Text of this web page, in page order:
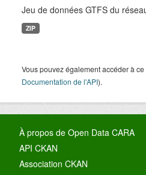
Jeu de données GTFS du
ZIP
Vous pouvez également accéder à
Documentation de l'API).
À propos de Open Data CARA
API CKAN
Association CKAN